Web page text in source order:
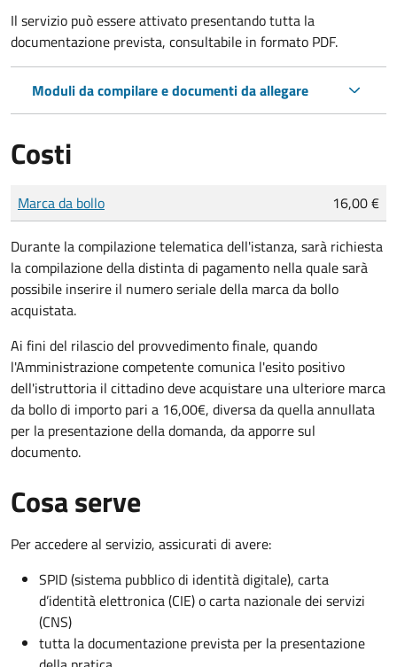
Il servizio può essere attivato presentando tutta la
documentazione prevista, consultabile in formato PDF.
Moduli da compilare e documenti da allegare
Costi
Tipo di pagamento
Importo
Marca da bollo 16,00 €
Durante la compilazione telematica dell'istanza, sarà richiesta
la compilazione della distinta di pagamento nella quale sarà
possibile inserire il numero seriale della marca da bollo
acquistata.
Ai fini del rilascio del provvedimento finale, quando
l'Amministrazione competente comunica l'esito positivo
dell'istruttoria il cittadino deve acquistare una ulteriore marca
da bollo di importo pari a 16,00€, diversa da quella annullata
per la presentazione della domanda, da apporre sul
documento.
Cosa serve
Per accedere al servizio, assicurati di avere:
SPID (sistema pubblico di identità digitale), carta
d’identità elettronica (CIE) o carta nazionale dei servizi
(CNS)
tutta la documentazione prevista per la presentazione